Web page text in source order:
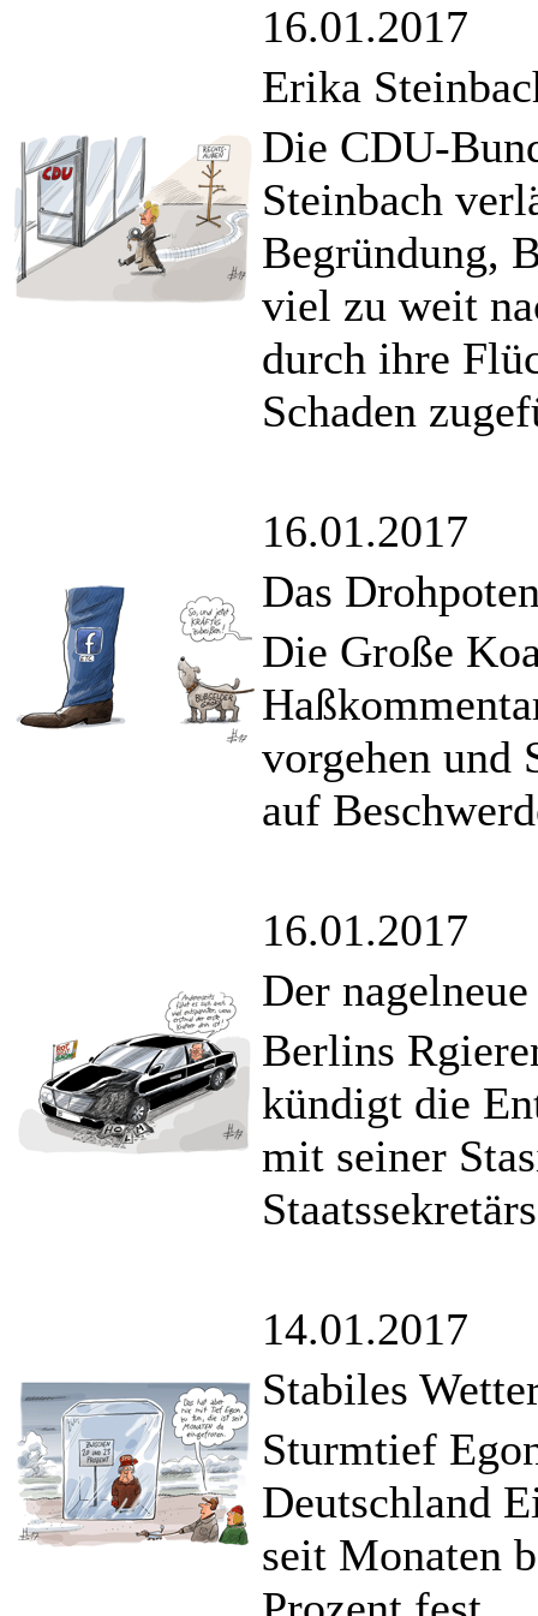
16.01.2017
Erika
Die CDU-
Steinbach
Begründung,
viel zu weit
durch ihre
Schaden
16.01.2017
Das
Die Große
vorgehen und
auf
16.01.2017
Der
Berlins
kündigt die
mit seiner
14.01.2017
Stabiles
Sturmtief
Deutschland
seit Monaten